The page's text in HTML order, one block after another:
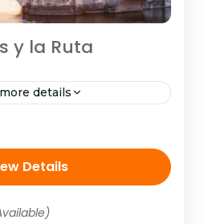
y la Ruta
details
,Europa Central,
Details